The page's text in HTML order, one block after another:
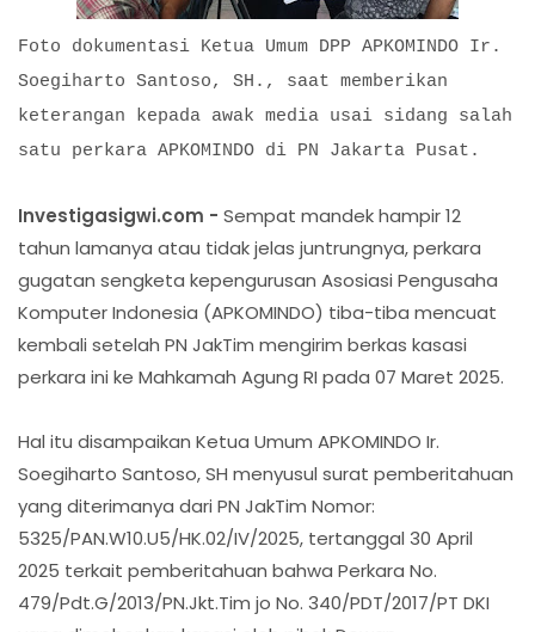
Foto dokumentasi Ketua Umum DPP APKOMINDO Ir.
Soegiharto Santoso, SH., saat memberikan
keterangan kepada awak media usai sidang salah
satu perkara APKOMINDO di PN Jakarta Pusat.
Investigasigwi.com - Sempat mandek hampir 12
tahun lamanya atau tidak jelas juntrungnya, perkara
gugatan sengketa kepengurusan Asosiasi Pengusaha
Komputer Indonesia (APKOMINDO) tiba-tiba mencuat
kembali setelah PN JakTim mengirim berkas kasasi
perkara ini ke Mahkamah Agung RI pada 07 Maret 2025.
Hal itu disampaikan Ketua Umum APKOMINDO Ir.
Soegiharto Santoso, SH menyusul surat pemberitahuan
yang diterimanya dari PN JakTim Nomor:
5325/PAN.W10.U5/HK.02/IV/2025, tertanggal 30 April
2025 terkait pemberitahuan bahwa Perkara No.
479/Pdt.G/2013/PN.Jkt.Tim jo No. 340/PDT/2017/PT DKI